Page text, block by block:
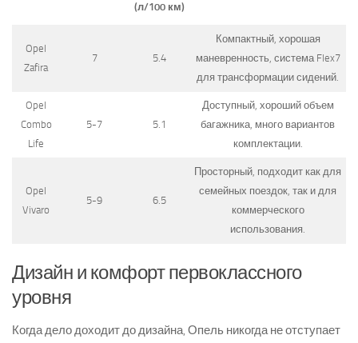
(л/100 км)
Opel
Zafira
7 5.4
Компактный, хорошая
маневренность, система Flex7
для трансформации сидений.
Opel
Combo
Life
5-7 5.1
Доступный, хороший объем
багажника, много вариантов
комплектации.
Opel
Vivaro
5-9 6.5
Просторный, подходит как для
семейных поездок, так и для
коммерческого
использования.
Дизайн и комфорт первоклассного
уровня
Когда дело доходит до дизайна, Опель никогда не отступает